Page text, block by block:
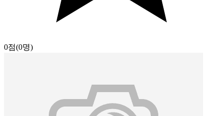
0점(0명)